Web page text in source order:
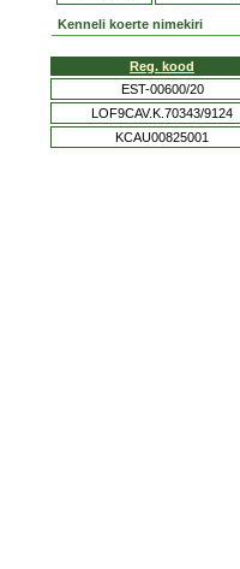
Kenneli koerte nimekiri
Reg. kood
EST-00600/20
LOF9CAV.K.70343/9124
KCAU00825001